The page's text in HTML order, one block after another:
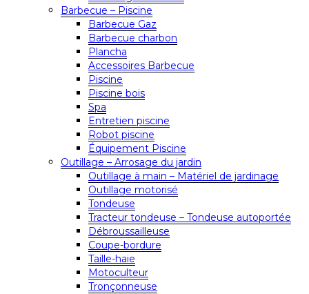
Barbecue – Piscine
Barbecue Gaz
Barbecue charbon
Plancha
Accessoires Barbecue
Piscine
Piscine bois
Spa
Entretien piscine
Robot piscine
Équipement Piscine
Outillage – Arrosage du jardin
Outillage à main – Matériel de jardinage
Outillage motorisé
Tondeuse
Tracteur tondeuse – Tondeuse autoportée
Débroussailleuse
Coupe-bordure
Taille-haie
Motoculteur
Tronçonneuse